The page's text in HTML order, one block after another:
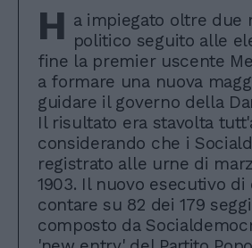
H a impiegato oltre due
politico seguito alle
fine la premier uscente
a formare una nuova
guidare il governo della
Il risultato era stavolta
considerando che i
registrato alle urne di
1903. Il nuovo esecutivo
contare su 82 dei 179
composto da